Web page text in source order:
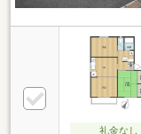
礼金なし